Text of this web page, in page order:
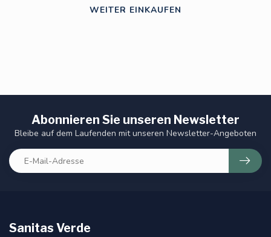
WEITER EINKAUFEN
Abonnieren Sie unseren Newsletter
Bleibe auf dem Laufenden mit unseren Newsletter-Angeboten
Sanitas Verde